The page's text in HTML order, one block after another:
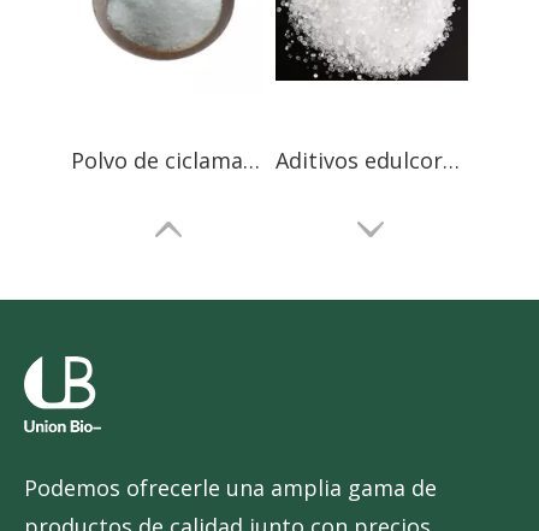
Polvo de ciclamato de sodio de grado farmacéutico Aditivos edulcorantes alimentarios Ciclamato de sodio CP95 Fada Yangquan
ciclamato de sodio
Podemos ofrecerle una amplia gama de